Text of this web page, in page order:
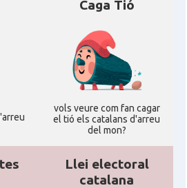
Catalana d'Essen E.V. /
Catalana d'Hamburg "El
Pont Blau\"
Casal Català de Frankfurt
Català de Stuttgart, Stuttcat
e.V.
Caga Tió
vols veure com fan cagar
el tió els catalans d'arreu
del mon?
Llei electoral
catalana